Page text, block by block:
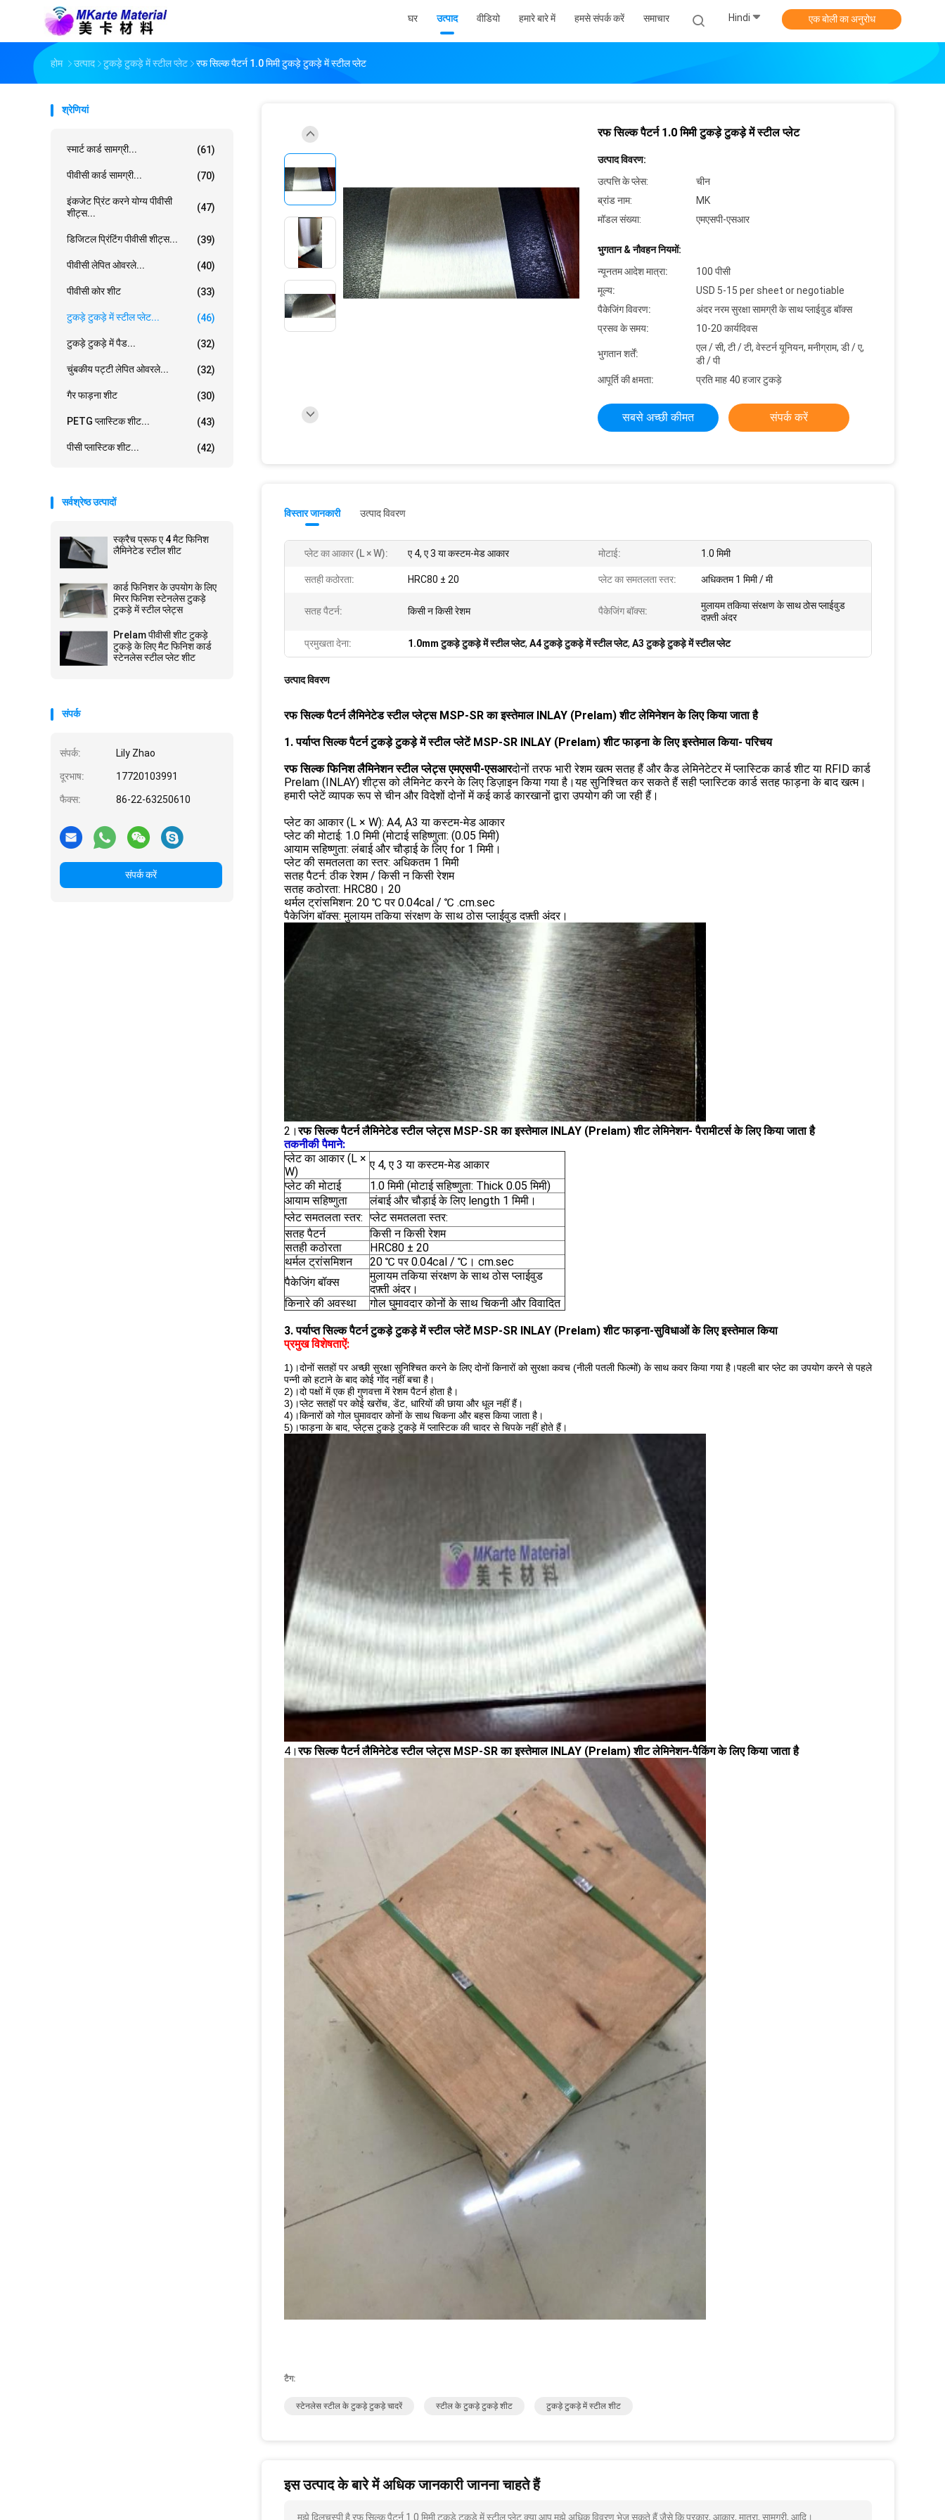
घर उत्पाद वीडियो हमारे बारे में हमसे संपर्क करें समाचार Hindi एक बोली का अनुरोध
होम उत्पाद टुकड़े टुकड़े में स्टील प्लेट रफ सिल्क पैटर्न 1.0 मिमी टुकड़े टुकड़े में स्टील प्लेट
श्रेणियां
स्मार्ट कार्ड सामग्री... (61)
पीवीसी कार्ड सामग्री... (70)
इंकजेट प्रिंट करने योग्य पीवीसी
शीट्स...
(47)
डिजिटल प्रिंटिंग पीवीसी शीट्स... (39)
पीवीसी लेपित ओवरले... (40)
पीवीसी कोर शीट (33)
टुकड़े टुकड़े में स्टील प्लेट... (46)
टुकड़े टुकड़े में पैड... (32)
चुंबकीय पट्टी लेपित ओवरले... (32)
गैर फाड़ना शीट (30)
PETG प्लास्टिक शीट... (43)
पीसी प्लास्टिक शीट... (42)
सर्वश्रेष्ठ उत्पादों
स्क्रैच प्रूफ ए 4 मैट फिनिश
लैमिनेटेड स्टील शीट
कार्ड फिनिशर के उपयोग के लिए
मिरर फिनिश स्टेनलेस टुकड़े
टुकड़े में स्टील प्लेट्स
Prelam पीवीसी शीट टुकड़े
टुकड़े के लिए मैट फिनिश कार्ड
स्टेनलेस स्टील प्लेट शीट
संपर्क
संपर्क: Lily Zhao
दूरभाष: 17720103991
फैक्स: 86-22-63250610
संपर्क करें
रफ सिल्क पैटर्न 1.0 मिमी टुकड़े टुकड़े में स्टील प्लेट
उत्पाद विवरण:
उत्पत्ति के प्लेस:
चीन
ब्रांड नाम:
MK
मॉडल संख्या:
एमएसपी-एसआर
भुगतान & नौवहन नियमों:
न्यूनतम आदेश मात्रा:
100 पीसी
मूल्य:
USD 5-15 per sheet or negotiable
पैकेजिंग विवरण:
अंदर नरम सुरक्षा सामग्री के साथ प्लाईवुड बॉक्स
प्रसव के समय:
10-20 कार्यदिवस
भुगतान शर्तें:
एल / सी, टी / टी, वेस्टर्न यूनियन, मनीग्राम, डी / ए,
डी / पी
आपूर्ति की क्षमता:
प्रति माह 40 हजार टुकड़े
सबसे अच्छी कीमत संपर्क करें
विस्तार जानकारी उत्पाद विवरण
प्लेट का आकार (L × W): ए 4, ए 3 या कस्टम-मेड आकार मोटाई: 1.0 मिमी
सतही कठोरता: HRC80 ± 20 प्लेट का समतलता स्तर: अधिकतम 1 मिमी / मी
सतह पैटर्न: किसी न किसी रेशम पैकेजिंग बॉक्स:
मुलायम तकिया संरक्षण के साथ ठोस प्लाईवुड
दफ़्ती अंदर
प्रमुखता देना: 1.0mm टुकड़े टुकड़े में स्टील प्लेट, A4 टुकड़े टुकड़े में स्टील प्लेट, A3 टुकड़े टुकड़े में स्टील प्लेट
उत्पाद विवरण
रफ सिल्क पैटर्न लैमिनेटेड स्टील प्लेट्स MSP-SR का इस्तेमाल INLAY (Prelam) शीट लेमिनेशन के लिए किया जाता है
1. पर्याप्त सिल्क पैटर्न टुकड़े टुकड़े में स्टील प्लेटें MSP-SR INLAY (Prelam) शीट फाड़ना के लिए इस्तेमाल किया- परिचय
रफ सिल्क फिनिश लैमिनेशन स्टील प्लेट्स एमएसपी-एसआरदोनों तरफ भारी रेशम खत्म सतह हैं और कैड लेमिनेटेटर में प्लास्टिक कार्ड शीट या RFID कार्ड
Prelam (INLAY) शीट्स को लैमिनेट करने के लिए डिज़ाइन किया गया है।यह सुनिश्चित कर सकते हैं सही प्लास्टिक कार्ड सतह फाड़ना के बाद खत्म।
हमारी प्लेटें व्यापक रूप से चीन और विदेशों दोनों में कई कार्ड कारखानों द्वारा उपयोग की जा रही हैं।
प्लेट का आकार (L × W): A4, A3 या कस्टम-मेड आकार
प्लेट की मोटाई: 1.0 मिमी (मोटाई सहिष्णुता: (0.05 मिमी)
आयाम सहिष्णुता: लंबाई और चौड़ाई के लिए for 1 मिमी।
प्लेट की समतलता का स्तर: अधिकतम 1 मिमी
सतह पैटर्न: ठीक रेशम / किसी न किसी रेशम
सतह कठोरता: HRC80। 20
थर्मल ट्रांसमिशन: 20 ℃ पर 0.04cal / ℃ .cm.sec
पैकेजिंग बॉक्स: मुलायम तकिया संरक्षण के साथ ठोस प्लाईवुड दफ़्ती अंदर।
2।रफ सिल्क पैटर्न लैमिनेटेड स्टील प्लेट्स MSP-SR का इस्तेमाल INLAY (Prelam) शीट लेमिनेशन- पैरामीटर्स के लिए किया जाता है
तकनीकी पैमाने:
प्लेट का आकार (L ×
W)
ए 4, ए 3 या कस्टम-मेड आकार
प्लेट की मोटाई
1.0 मिमी (मोटाई सहिष्णुता: Thick 0.05 मिमी)
आयाम सहिष्णुता
लंबाई और चौड़ाई के लिए length 1 मिमी।
प्लेट समतलता स्तर: प्लेट समतलता स्तर:
सतह पैटर्न
किसी न किसी रेशम
सतही कठोरता
HRC80 ± 20
थर्मल ट्रांसमिशन
20 ℃ पर 0.04cal / ℃। cm.sec
पैकेजिंग बॉक्स
मुलायम तकिया संरक्षण के साथ ठोस प्लाईवुड
दफ़्ती अंदर।
किनारे की अवस्था
गोल घुमावदार कोनों के साथ चिकनी और विवादित
3. पर्याप्त सिल्क पैटर्न टुकड़े टुकड़े में स्टील प्लेटें MSP-SR INLAY (Prelam) शीट फाड़ना-सुविधाओं के लिए इस्तेमाल किया
प्रमुख विशेषताऐं:
1)।दोनों सतहों पर अच्छी सुरक्षा सुनिश्चित करने के लिए दोनों किनारों को सुरक्षा कवच (नीली पतली फिल्मों) के साथ कवर किया गया है।पहली बार प्लेट का उपयोग करने से पहले
पन्नी को हटाने के बाद कोई गोंद नहीं बचा है।
2)।दो पक्षों में एक ही गुणवत्ता में रेशम पैटर्न होता है।
3)।प्लेट सतहों पर कोई खरोंच, डेंट, धारियों की छाया और धूल नहीं हैं।
4)।किनारों को गोल घुमावदार कोनों के साथ चिकना और बहस किया जाता है।
5)।फाड़ना के बाद, प्लेट्स टुकड़े टुकड़े में प्लास्टिक की चादर से चिपके नहीं होते हैं।
4।रफ सिल्क पैटर्न लैमिनेटेड स्टील प्लेट्स MSP-SR का इस्तेमाल INLAY (Prelam) शीट लेमिनेशन-पैकिंग के लिए किया जाता है
टैग:
स्टेनलेस स्टील के टुकड़े टुकड़े चादरें स्टील के टुकड़े टुकड़े शीट टुकड़े टुकड़े में स्टील शीट
इस उत्पाद के बारे में अधिक जानकारी जानना चाहते हैं
मुझे दिलचस्पी है रफ सिल्क पैटर्न 1.0 मिमी टुकड़े टुकड़े में स्टील प्लेट क्या आप मुझे अधिक विवरण भेज सकते हैं जैसे कि प्रकार, आकार, मात्रा, सामग्री, आदि।